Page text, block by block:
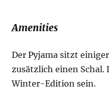
Amenities
Der Pyjama sitzt
zusätzlich einen Schal.
Winter-Edition sein.